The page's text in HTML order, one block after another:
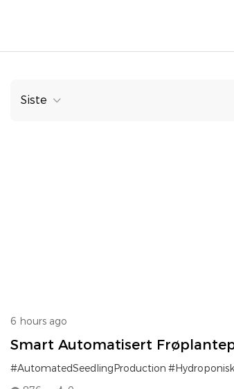
Siste
6 hours ago
Smart Automatisert
For Vertikal Hydroponisk
#AutomatedSeedlingProduction